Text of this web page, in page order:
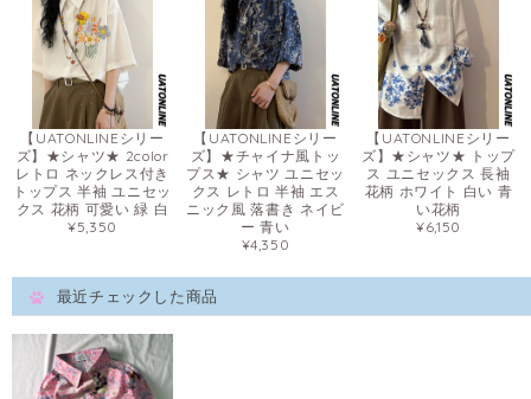
【UATONLINEシリー
ズ】★シャツ★ 2color
レトロ ネックレス付き
トップス 半袖 ユニセッ
クス 花柄 可愛い 緑 白
¥5,350
【UATONLINEシリー
ズ】★チャイナ風トッ
プス★ シャツ ユニセッ
クス レトロ 半袖 エス
ニック風 落書き ネイビ
ー 青い
¥4,350
【UATONLINEシリー
ズ】★シャツ★ トップ
ス ユニセックス 長袖
花柄 ホワイト 白い 青
い花柄
¥6,150
最近チェックした商品